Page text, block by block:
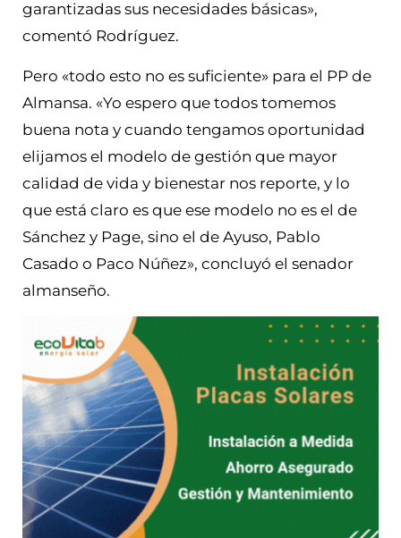
garantizadas sus necesidades básicas»,
comentó Rodríguez.
Pero «todo esto no es suficiente» para el PP de
Almansa. «Yo espero que todos tomemos
buena nota y cuando tengamos oportunidad
elijamos el modelo de gestión que mayor
calidad de vida y bienestar nos reporte, y lo
que está claro es que ese modelo no es el de
Sánchez y Page, sino el de Ayuso, Pablo
Casado o Paco Núñez», concluyó el senador
almanseño.